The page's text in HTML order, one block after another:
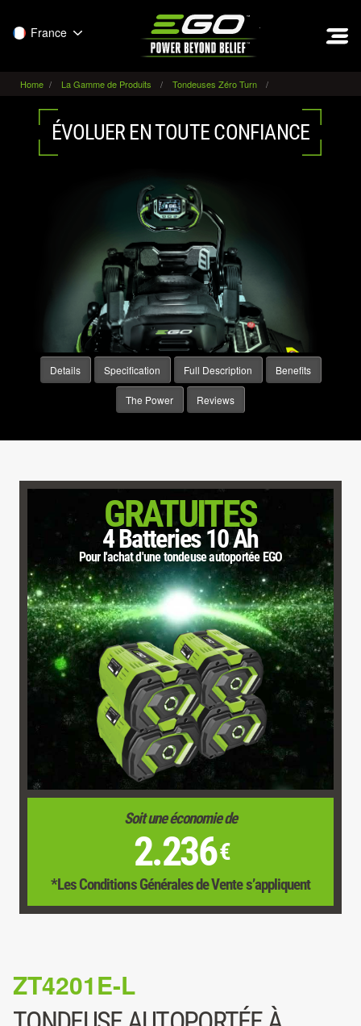
France
Home La Gamme de Produits Tondeuses Zéro Turn
ÉVOLUER EN TOUTE CONFIANCE
Details Specification Full Description Benefits
The Power Reviews
GRATUITES
4 Batteries 10 Ah
Pour l'achat d'une tondeuse autoportée EGO
Soit une économie de
2.236€
*Les Conditions Générales de Vente s’appliquent
ZT4201E-L